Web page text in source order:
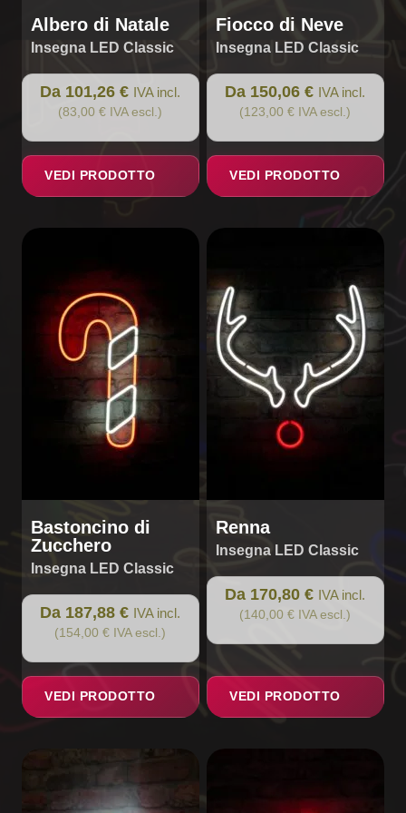
Albero di Natale
Insegna LED Classic
Da 101,26 € IVA incl.
(83,00 € IVA escl.)
VEDI PRODOTTO
prodotto
Fiocco di Neve
Insegna LED Classic
Da 150,06 € IVA incl.
(123,00 € IVA escl.)
VEDI PRODOTTO
prodotto
Bastoncino di
Zucchero
Insegna LED Classic
Da 187,88 € IVA incl.
(154,00 € IVA escl.)
VEDI PRODOTTO
Questo
varianti.
opzioni
del
prodotto
Renna
Insegna LED Classic
Da 170,80 € IVA incl.
(140,00 € IVA escl.)
VEDI PRODOTTO
Questo
ha
più
varianti.
Le
opzioni
possono
del
prodotto